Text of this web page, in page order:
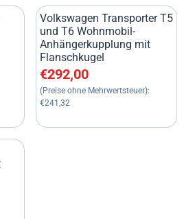
243,80
Volkswagen Transporter T5
und T6 Wohnmobil-
Anhängerkupplung mit
Flanschkugel
Preis: 292,00, ohne MwSt.:
€292,00
(Preise ohne Mehrwertsteuer):
€241,32
173,55